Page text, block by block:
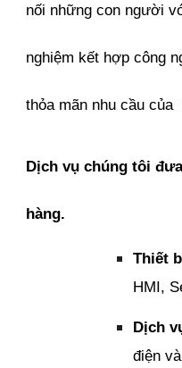
nối những con người
nghiệm kết hợp công
thỏa mãn nhu cầu của
Dịch vụ chúng tôi
hàng.
Thiết
HMI,
Dịch
điện